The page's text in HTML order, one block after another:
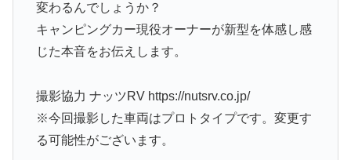
変わるんでしょうか？
キャンピングカー現役オーナーが新型を体感し感
じた本音をお伝えします。
撮影協力 ナッツRV https://nutsrv.co.jp/
※今回撮影した車両はプロトタイプです。変更す
る可能性がございます。